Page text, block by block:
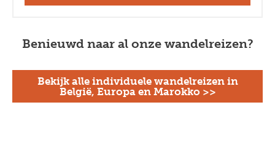
Benieuwd naar al onze wandelreizen?
Bekijk alle individuele wandelreizen in
België, Europa en Marokko >>